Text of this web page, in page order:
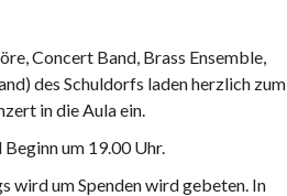
Concert Band, Brass Ensemble,
des Schuldorfs laden herzlich zum
in die Aula ein.
um 19.00 Uhr.
wird um Spenden wird gebeten. In